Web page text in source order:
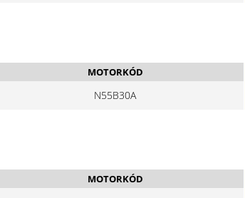
MOTORKÓD
N55B30A
MOTORKÓD